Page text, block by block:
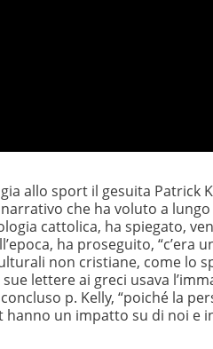
allo sport il gesuita Patrick
che ha voluto a lungo
cattolica, ha spiegato,
ha proseguito, “c’era
non cristiane, come lo
lettere ai greci usava
p. Kelly, “poiché la
un impatto su di noi e